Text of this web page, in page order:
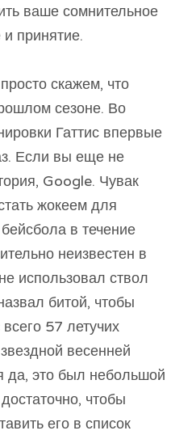
ваше сомнительное
принятие.
скажем, что
сезоне. Во
Гаттис впервые
Если вы еще не
Google. Чувак
жокеем для
в течение
неизвестен в
использовал ствол
битой, чтобы
57 летучих
весенней
да, это был небольшой
чтобы
его в список